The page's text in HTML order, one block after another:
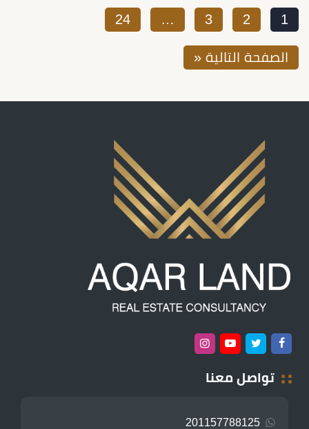
1
2
3
…
24
الصفحة التالية «
تواصل معنا
201157788125